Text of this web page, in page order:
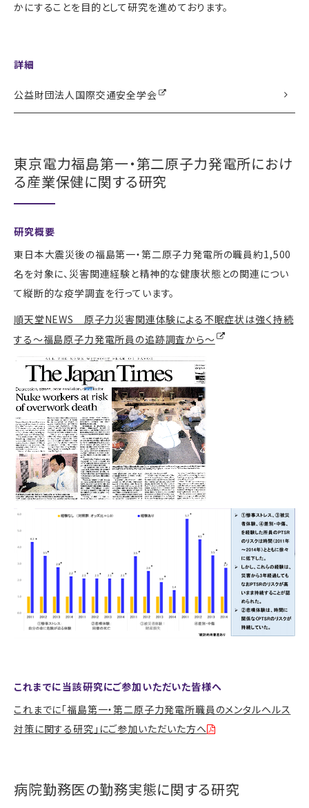
かにすることを目的として研究を進めております。
詳細
公益財団法人国際交通安全学会
東京電力福島第一・第二原子力発電所におけ
る産業保健に関する研究
研究概要
東日本大震災後の福島第一・第二原子力発電所の職員約1,500
名を対象に、災害関連経験と精神的な健康状態との関連につい
て縦断的な疫学調査を行っています。
順天堂NEWS 原子力災害関連体験による不眠症状は強く持続
する～福島原子力発電所員の追跡調査から～
これまでに当該研究にご参加いただいた皆様へ
これまでに「福島第一・第二原子力発電所職員のメンタルヘルス
対策に関する研究」にご参加いただいた方へ
病院勤務医の勤務実態に関する研究